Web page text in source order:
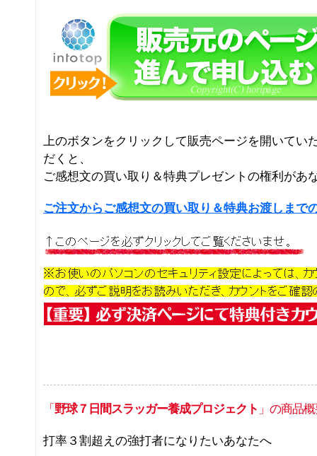
上のボタンをクリックして販売ページを開いてい
だくと、
ご感想文の買い取り＆特典プレゼントの権利があ
ご注文からご感想文の買い取り＆特典お渡しまで
「 野球７日間スラッガー養成プロジェクト 」の商品
打率３割超えの強打者になりたいあなたへ